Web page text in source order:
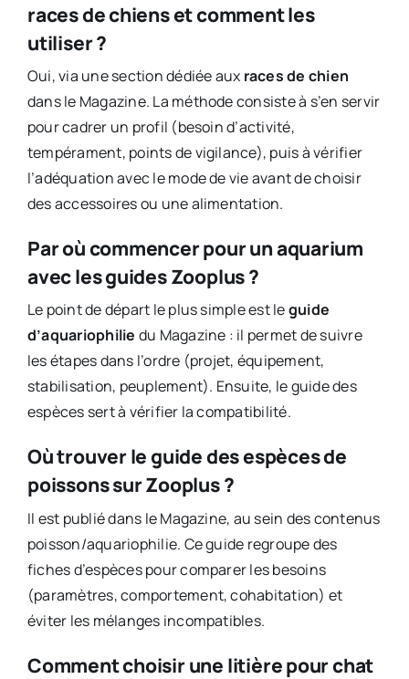
races de chiens et comment les
utiliser ?
Oui, via une section dédiée aux races de chien
dans le Magazine. La méthode consiste à s’en servir
pour cadrer un profil (besoin d’activité,
tempérament, points de vigilance), puis à vérifier
l’adéquation avec le mode de vie avant de choisir
des accessoires ou une alimentation.
Par où commencer pour un aquarium
avec les guides Zooplus ?
Le point de départ le plus simple est leguide
d’aquariophilie du Magazine : il permet de suivre
les étapes dans l’ordre (projet, équipement,
stabilisation, peuplement). Ensuite, le guide des
espèces sert à vérifier la compatibilité.
Où trouver le guide des espèces de
poissons sur Zooplus ?
Il est publié dans le Magazine, au sein des contenus
poisson/aquariophilie. Ce guide regroupe des
fiches d’espèces pour comparer les besoins
(paramètres, comportement, cohabitation) et
éviter les mélanges incompatibles.
Comment choisir une litière pour chat